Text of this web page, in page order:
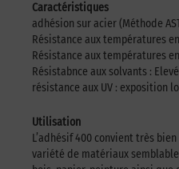
Caractéristiques
adhésion sur acier (Méthode
Résistance aux températures
Résistance aux températures
Résistabnce aux solvants :
résistance aux UV : exposition
Utilisation
L’adhésif 400 convient très
variété de matériaux